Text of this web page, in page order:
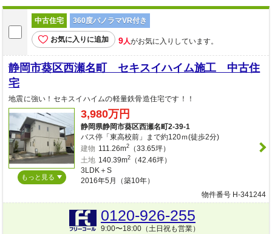
中古住宅 360度パノラマVR付き
お気に入りに追加 9人がお気に入りしています。
静岡市葵区西瀬名町 セキスイハイム施工 中古住
宅
地震に強い！セキスイハイムの軽量鉄骨造住宅です！！
もっと見る
3,980万円
静岡県静岡市葵区西瀬名町2-39-1
バス停「東高校前」まで約120ｍ(徒歩2分)
建物 111.26m2（33.65坪）
土地 140.39m2（42.46坪）
3LDK＋S
2016年5月（築10年）
物件番号 H-341244
0120-926-255
9:00〜18:00（土日祝も営業）